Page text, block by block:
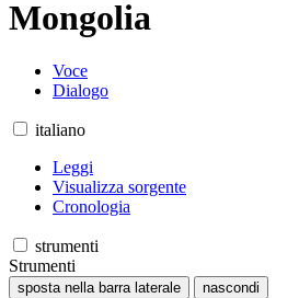
Mongolia
Voce
Dialogo
italiano
Leggi
Visualizza sorgente
Cronologia
strumenti
Strumenti
sposta nella barra laterale nascondi